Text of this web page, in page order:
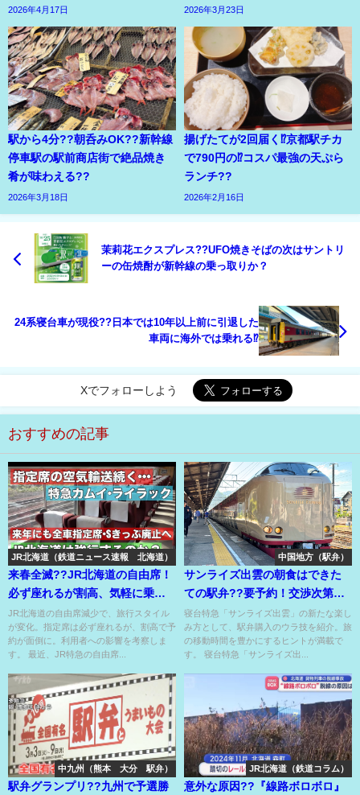
2026年4月17日 2026年3月23日
駅から4分??朝呑みOK??新幹線
停車駅の駅前商店街で絶品焼き
肴が味わえる??
2026年3月18日
揚げたてが2回届く⁉京都駅チカ
で790円の⁉コスパ最強の天ぷら
ランチ??
2026年2月16日
茉莉花エクスプレス??UFO焼きそばの次はサントリ
ーの缶焼酎が新幹線の乗っ取りか？
24系寝台車が現役??日本では10年以上前に引退した
車両に海外では乗れる⁉
Xでフォローしよう
おすすめの記事
JR北海道（鉄道ニュース速報 北海道）
来春全滅??JR北海道の自由席！
必ず座れるが割高、気軽に乗れ
ず予約が面倒⁉
JR北海道の自由席減少で、旅行スタイル
が変化。指定席は必ず座れるが、割高で予
約が面倒に。利用者への影響を考察しま
す。 最近、JR特急の自由席...
中国地方（駅弁）
サンライズ出雲の朝食はできた
ての駅弁??要予約！交渉次第で
381系・115系駅弁もOK??
寝台特急「サンライズ出雲」の新たな楽し
み方として、駅弁購入のウラ技を紹介。旅
の移動時間を豊かにするヒントが満載で
す。 寝台特急「サンライズ出...
中九州（熊本 大分 駅弁）
駅弁グランプリ??九州で予選勝
JR北海道（鉄道コラム）
意外な原因??『線路ボロボロ』